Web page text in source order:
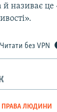
й називає
Читати без VPN
ПРАВА ЛЮДИНИ